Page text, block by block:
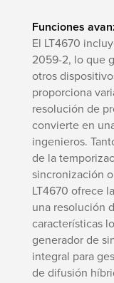
Funciones
El LT4670
2059-2, lo que
otros
proporciona
resolución de
convierte en
ingenieros.
de la
sincronización
LT4670 ofrece
una resolución
características
generador de
integral para
de difusión